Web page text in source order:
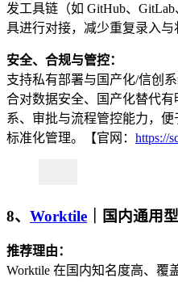
发工具链（如 GitHub、
具进行对接，减少重复录入与
安全、合规与管控：
支持私有部署与国产化/信创
合对数据安全、国产化替代
系、审批与流程管控能力，
标准化管理。【官网： https://
8、 Worktile ｜国内通用
推荐理由：
Worktile 在国内知名度高、覆